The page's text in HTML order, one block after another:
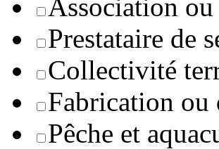
Association
Prestataire de
Collectivité
Fabrication
Pêche et